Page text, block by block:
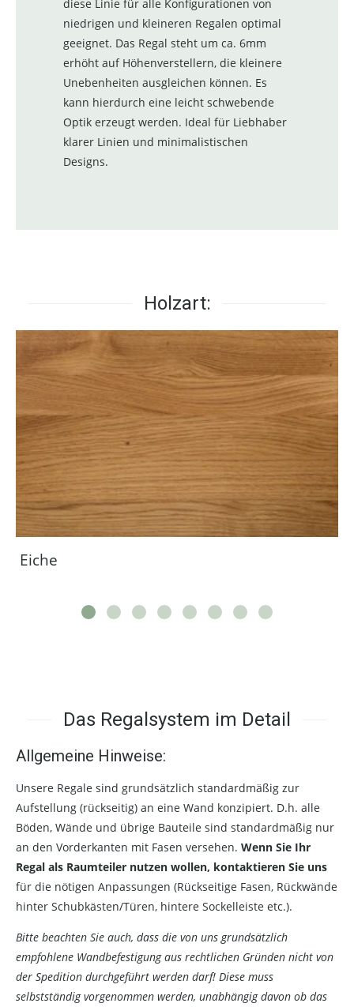
diese Linie für alle Konfigurationen von
niedrigen und kleineren Regalen optimal
geeignet. Das Regal steht um ca. 6mm
erhöht auf Höhenverstellern, die kleinere
Unebenheiten ausgleichen können. Es
kann hierdurch eine leicht schwebende
Optik erzeugt werden. Ideal für Liebhaber
klarer Linien und minimalistischen
Designs.
Holzart:
Eiche
Das Regalsystem im Detail
Allgemeine Hinweise:
Unsere Regale sind grundsätzlich standardmäßig zur
Aufstellung (rückseitig) an eine Wand konzipiert. D.h. alle
Böden, Wände und übrige Bauteile sind standardmäßig nur
an den Vorderkanten mit Fasen versehen. Wenn Sie Ihr
Regal als Raumteiler nutzen wollen, kontaktieren Sie uns
für die nötigen Anpassungen (Rückseitige Fasen, Rückwände
hinter Schubkästen/Türen, hintere Sockelleiste etc.).
Bitte beachten Sie auch, dass die von uns grundsätzlich
empfohlene Wandbefestigung aus rechtlichen Gründen nicht von
der Spedition durchgeführt werden darf! Diese muss
selbstständig vorgenommen werden, unabhängig davon ob das